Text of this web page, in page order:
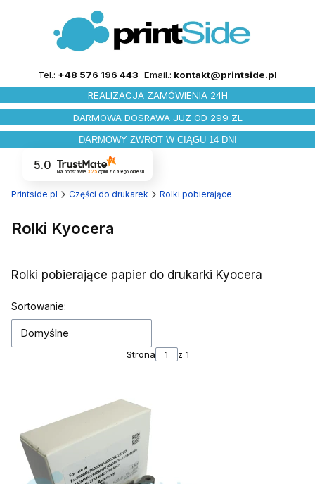
Tel.: +48 576 196 443 Email.: kontakt@printside.pl
REALIZACJA ZAMÓWIENIA 24H
DARMOWA DOSRAWA JUZ OD 299 ZL
DARMOWY ZWROT W CIĄGU 14 DNI
5.0
Na podstawie 325 opinii z całego okresu
Printside.pl Części do drukarek Rolki pobierające
Rolki Kyocera
Rolki pobierające papier do drukarki Kyocera
Lista produktów
Sortowanie:
Domyślne
Strona z 1